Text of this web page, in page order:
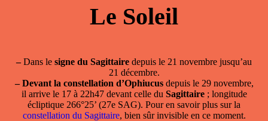
Le Soleil
–Dans le signe du Sagittaire depuis le 21 novembre jusqu’au
21 décembre.
– Devant la constellation d’Ophiucus depuis le 29 novembre,
il arrive le 17 à 22h47 devant celle du Sagittaire; longitude
écliptique 266°25’ (27e SAG). Pour en savoir plus sur la
constellation du Sagittaire, bien sûr invisible en ce moment.